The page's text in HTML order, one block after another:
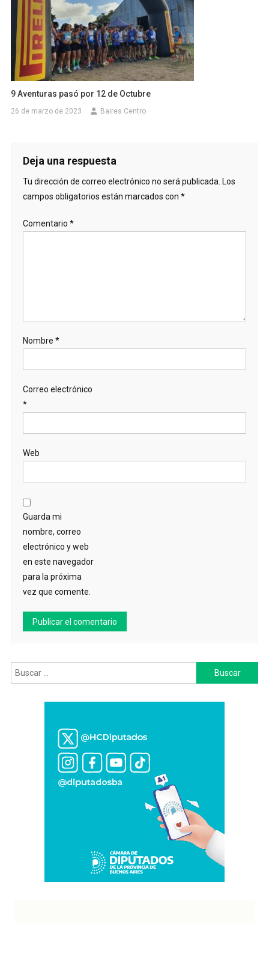
9 Aventuras pasó por 12 de Octubre
26 de marzo de 2023 Baires Centro
Deja una respuesta
Tu dirección de correo electrónico no será publicada. Los
campos obligatorios están marcados con *
Comentario *
Nombre *
Correo electrónico
*
Web
Guarda mi
nombre, correo
electrónico y web
en este navegador
para la próxima
vez que comente.
Buscar: